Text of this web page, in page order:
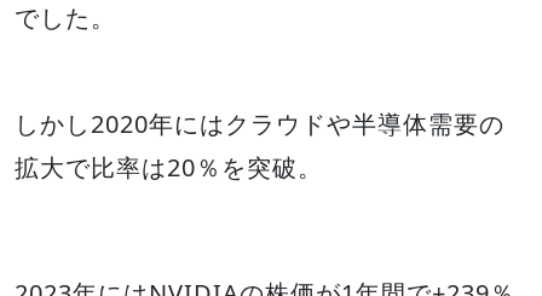
でした。
しかし2020年にはクラウドや半導体需要の
拡大で比率は20％を突破。